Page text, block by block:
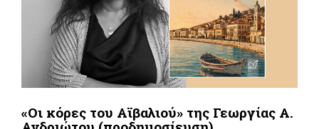
«Οι κόρες του Αϊβαλιού» της Γεωργίας Α.